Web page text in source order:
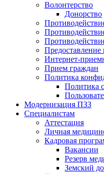
Волонтерство
Донорство
Предоставление
Интернет-
Прием граждан
Политика
Политика
Модернизация ПЗЗ
Специалистам
Аттестация
Личная
Кадровая
Вакансии
Резерв
Земский